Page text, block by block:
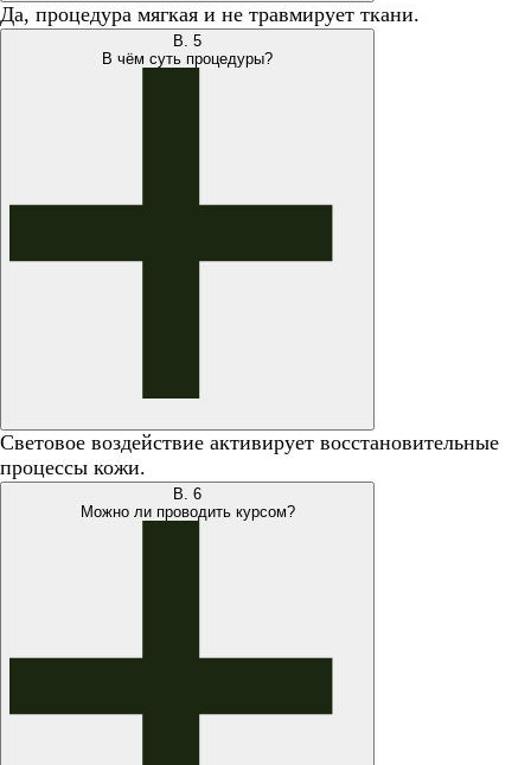
Да, процедура мягкая и не травмирует ткани.
В. 5
В чём суть процедуры?
Световое воздействие активирует восстановительные
процессы кожи.
В. 6
Можно ли проводить курсом?